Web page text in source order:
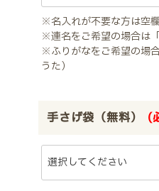
※名入れが不要な方は空
※連名をご希望の場合は
※ふりがなをご希望の場
うた）
手さげ袋（無料） (